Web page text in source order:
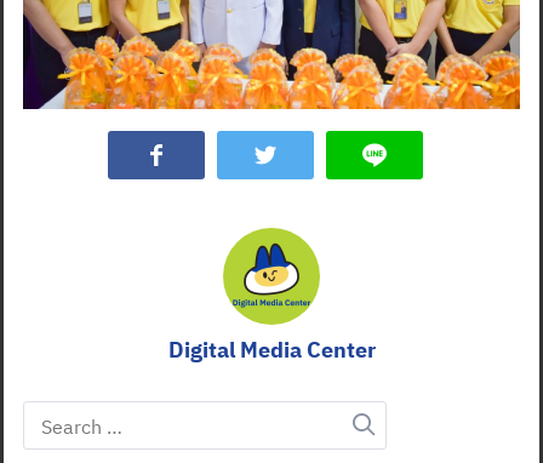
Digital Media Center
Search
for: